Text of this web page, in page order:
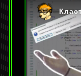
На YouTube:
Категории:
Метки:
бомбит
Оставить